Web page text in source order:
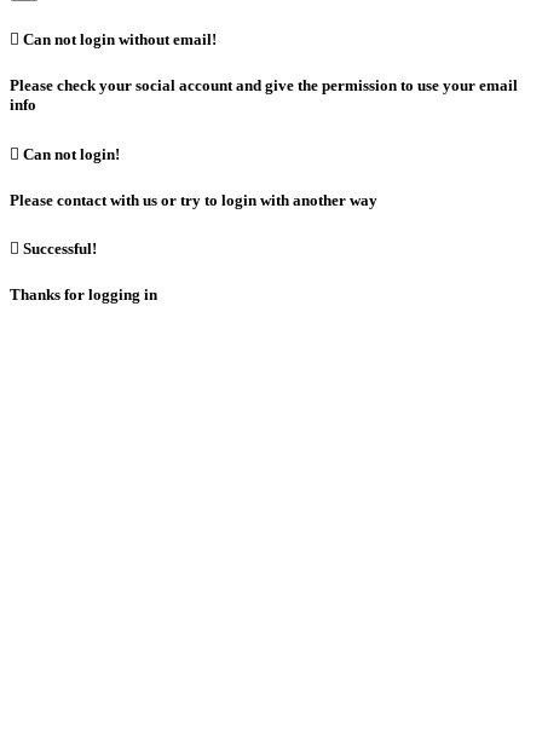
 Can not login without email!
Please check your social account and give the permission to use your email
info
 Can not login!
Please contact with us or try to login with another way
 Successful!
Thanks for logging in